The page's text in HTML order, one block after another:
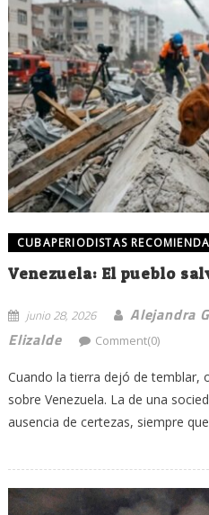
CUBAPERIODISTAS RECOMIENDA
Venezuela: El pueblo
junio 28, 2026
Alejandra
Elizalde
Comment(0)
Cuando la tierra dejó de temblar,
sobre Venezuela. La de una
ausencia de certezas, siempre